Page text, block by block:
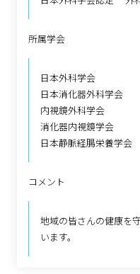
所属学会
日本外科学会
日本消化器外科学会
内視鏡外科学会
消化器内視鏡学会
日本静脈経腸栄養学会
コメント
地域の皆さんの健康を
います。